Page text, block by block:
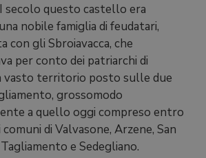
secolo questo castello era
nobile famiglia di feudatari,
con gli Sbroiavacca, che
per conto dei patriarchi di
vasto territorio posto sulle due
grossomodo
a quello oggi compreso entro
di Valvasone, Arzene, San
e Sedegliano.